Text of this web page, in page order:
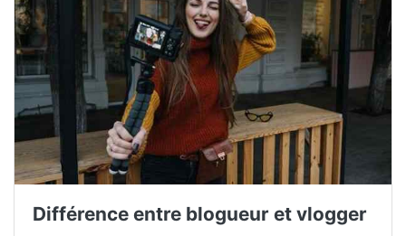
Différence entre blogueur et vlogger